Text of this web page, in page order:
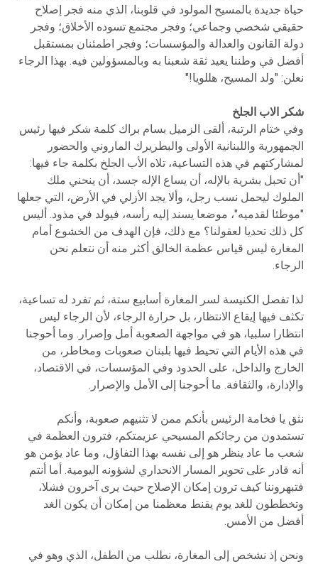
حياة جديدة بالمسيح المولود في قلوبنا، الذي منه فجر إصلاح
حقيقي شخصي وجماعي؛ وفجر مجتمع تسوده الأخلاق؛ وفجر
دولة القانون والعدالة والمؤسسات؛ وفجر اطمئنان بمستقبل
أفضل في وطننا يعيد ثقة شعبنا به وبالمسؤولين فيه. بهذا الرجاء
نعلن: "ولد المسيح، هللويا!"
شكر الاب الجلخ
وفي ختام الرتبة، ألقى الزميل بسام براك كلمة شكر فيها رئيس
الجمهورية واللبنانية الأولى والبطريرك الماروني والحضور
لمشاركتهم في هذه التساعية، تلاه الأب الجلخ بكلمة جاء فيها:
"أن تحبل بشرية بالإله، أن يساع الإله جسد، أن ينحني ملك
الملوك ليحمل نسب رجل، وألا يجد الأزلي في الأرض، التي جعلها
"موطئا لقدميه"، موضعا يسند إليه رأسه، فيولد في مذود. أليس
كل ذلك تحديا لعقولنا؟ مع ذلك، فإن الهدف من الخشوع أمام
المغارة ليس قياس عظمة الخالق أكثر منه أن نتعلم نحن
الرجاء.
لذا تفصل الكنيسة لسر المغارة أسابيع ستة، ثم تفرد له تساعية،
تكثف فيها إيقاع الانتظار، بل حرارة الرجاء، لأن الرجاء ليس
انتظارا سلبيا، هو في مواجهة الصعوبة أمل وإصرار. وما أحوجنا
في هذه الأيام التي تحيط فيها بلبنان صعوبات ومخاطر، من
الخارج والداخل، على الحدود وفي المؤسسات، في الاقتصاد،
والإدارة، والثقافة. ما أحوجنا إلى الأمل والإصرار.
نثق يا فخامة الرئيس بأنكم ممن لا تثنيهم صعوبة، وأنكم
تستمدون من رجائكم المسيحي عزيمتكم، فترون العظمة في
شعب ما عاد ينظر هو إلى نفسه بهذا التفاؤل، وما عاد يؤمن هو
أنه قادر على تحوير المسار الانحداري لشؤونه اليومية. أما أنتم
فتبهروننا كيف ترون إمكان الإصلاح حيث يرى آخرون فشلا،
وتخططون للغد يوم يقنط معظمنا من إمكان أن يكون الغد
أفضل من الأمس.
ونحن إذ نشخص إلى المغارة، نطلب من الطفل، الذي وهو في